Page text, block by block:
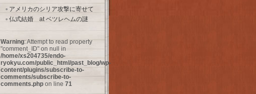
アメリカのシリア攻撃に寄せて
仏式結婚 at ベツレヘムの謎
Warning: Attempt to read property
"comment_ID" on null in
/home/xs204735/endo-
ryokyu.com/public_html/past_blog/wp-
content/plugins/subscribe-to-
comments/subscribe-to-
comments.php on line 71